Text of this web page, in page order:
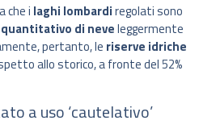
che i laghi lombardiregolati sono
quantitativo di neveleggermente
pertanto, le riserve idriche
allo storico, a fronte del 52%
a uso ‘cautelativo’